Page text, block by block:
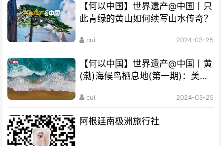
【何以中国】世界遗产@中国丨只
此青绿的黄山如何续写山水传奇？
cui 2024-03-25
【何以中国】世界遗产@中国丨黄
(渤)海候鸟栖息地(第一期)：美丽
cui 2024-03-25
阿根廷南极洲旅行社